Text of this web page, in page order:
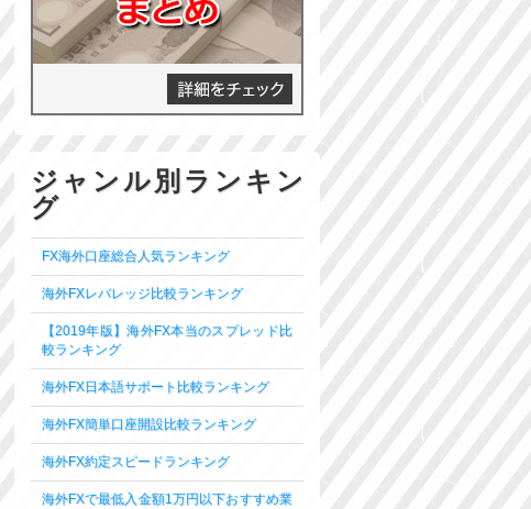
ジャンル別ランキン
グ
FX海外口座総合人気ランキング
海外FXレバレッジ比較ランキング
【2019年版】海外FX本当のスプレッド比
較ランキング
海外FX日本語サポート比較ランキング
海外FX簡単口座開設比較ランキング
海外FX約定スピードランキング
海外FXで最低入金額1万円以下おすすめ業